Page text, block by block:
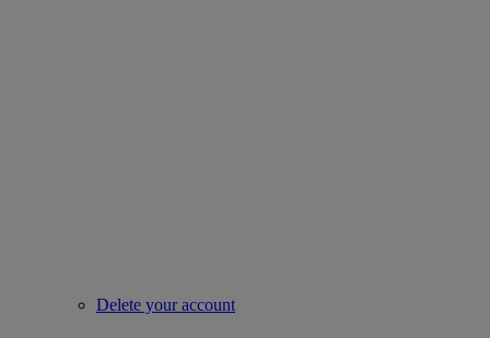
Delete your account